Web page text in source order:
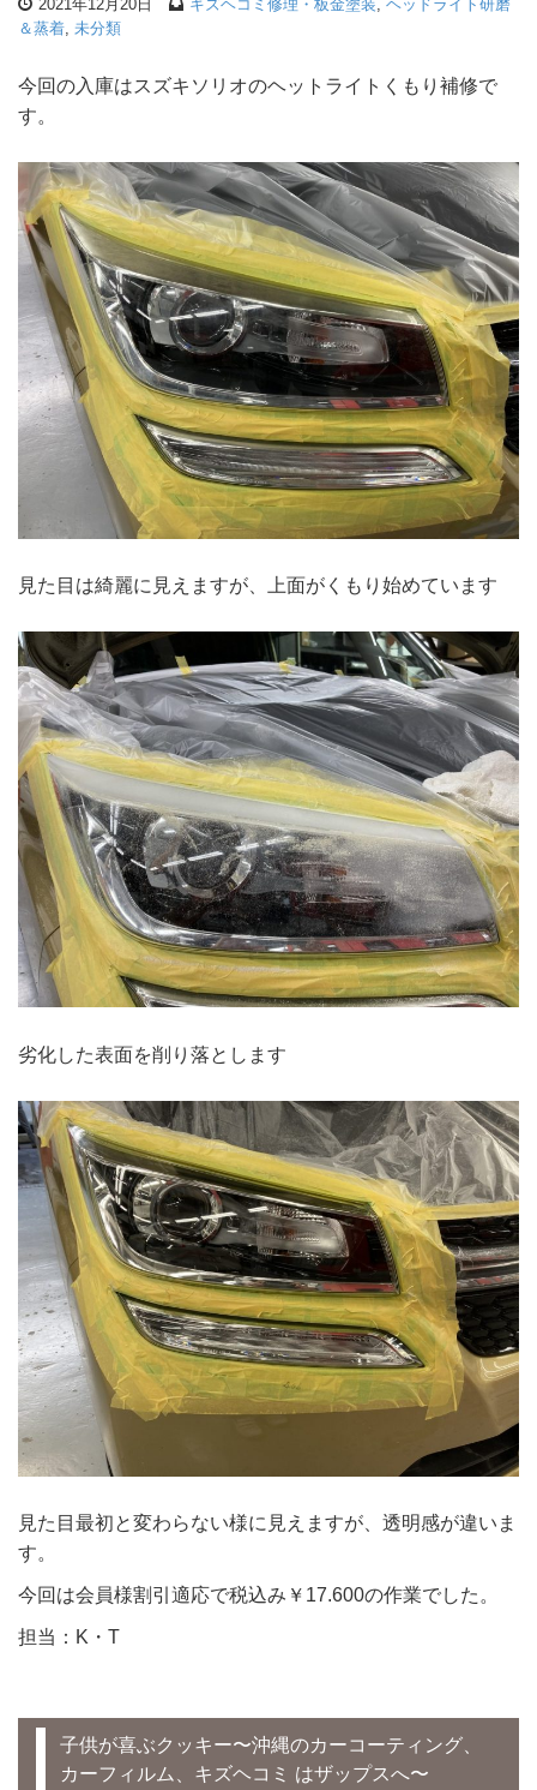
2021年12月20日 キズヘコミ修理・板金塗装, ヘッドライト研磨
＆蒸着, 未分類
今回の入庫はスズキソリオのヘットライトくもり補修で
す。
見た目は綺麗に見えますが、上面がくもり始めています
劣化した表面を削り落とします
見た目最初と変わらない様に見えますが、透明感が違いま
す。
今回は会員様割引適応で税込み￥17.600の作業でした。
担当：K・T
子供が喜ぶクッキー〜沖縄のカーコーティング、
カーフィルム、キズヘコミ はザップスへ〜